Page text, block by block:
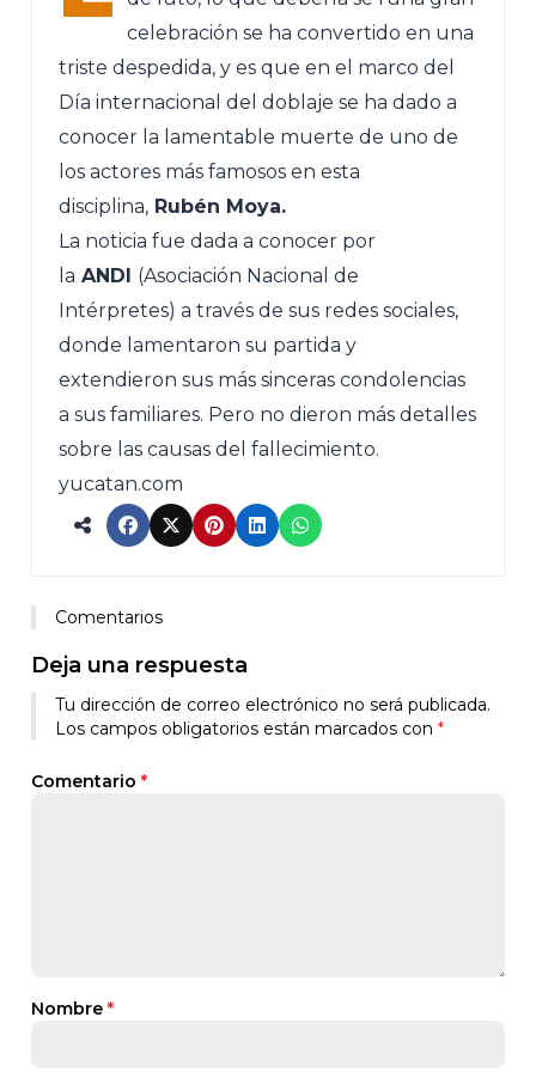
celebración se ha convertido en una
triste despedida, y es que en el marco del
Día internacional del doblaje se ha dado a
conocer la lamentable muerte de uno de
los actores más famosos en esta
disciplina, Rubén Moya.
La noticia fue dada a conocer por
la ANDI (Asociación Nacional de
Intérpretes) a través de sus redes sociales,
donde lamentaron su partida y
extendieron sus más sinceras condolencias
a sus familiares. Pero no dieron más detalles
sobre las causas del fallecimiento.
yucatan.com
Comentarios
Deja una respuesta
Tu dirección de correo electrónico no será publicada.
Los campos obligatorios están marcados con *
Comentario *
Nombre *